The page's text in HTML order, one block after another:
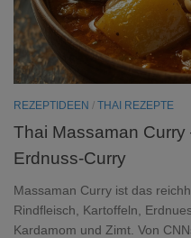
REZEPTIDEEN / THAI REZEPTE
Thai Massaman
Erdnuss-Curry
Massaman Curry ist das
Rindfleisch, Kartoffeln,
Kardamom und Zimt. Von